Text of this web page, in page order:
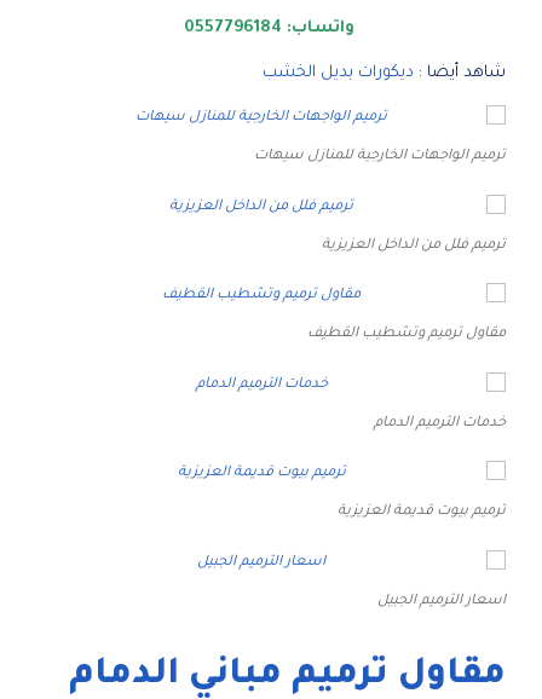
واتساب: 0557796184
شاهد أيضا : ديكورات بديل الخشب
ترميم الواجهات الخارجية للمنازل سيهات
ترميم فلل من الداخل العزيزية
مقاول ترميم وتشطيب القطيف
خدمات الترميم الدمام
ترميم بيوت قديمة العزيزية
اسعار الترميم الجبيل
مقاول ترميم مباني الدمام